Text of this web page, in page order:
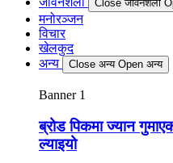
Close जीवनशैली
मनोरञ्जन
विचार
खेलकुद
अन्य
Close अन्य Open अन्य
Banner 1
ब्रोड पिकमा ज्यान
ल्याइयो